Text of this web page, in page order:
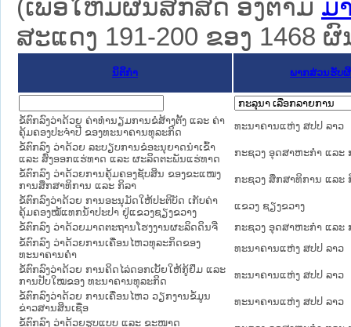
(ເພື່ອໃຫ້ມີຜົນສັກສິດ ອີງຕາມ ມ
ສະແດງ 191-200 ຂອງ 1468
ນິຕິກໍາ ພາກສ່ວນຮັບ
ຂໍ້ຕົກລົງວ່າດ້ວຍ ຄ່າທໍານຽມການຂໍສ້າງຕັ້ງ ແລະ ຄ່າ
ຄຸ້ມຄອງປະຈໍາປີ ຂອງທະນາຄານທຸລະກິດ
ທະນາຄານແຫ່ງ ສປປ ລາວ
ຂໍ້ຕົກລົງ ວ່າດ້ວຍ ລະບຽບການຂໍອະນຸຍາດນຳເຂົ້າ
ແລະ ສົ່ງອອກແຮ່ທາດ ແລະ ຜະລິດຕະພັນແຮ່ທາດ
ກະຊວງ ອຸດສາຫະກຳ ແລະ
ຂໍ້ຕົກລົງ ວ່າດ້ວຍການຄຸ້ມຄອງຊັບສິນ ຂອງຂະແໜງ
ການສຶກສາທິການ ແລະ ກິລາ
ກະຊວງ ສຶກສາທິການ ແລະ
ຂໍ້ຕົກລົງວ່າດ້ວຍ ການອະນຸມັດໃຫ້ປະຕິບັດ ເກັບຄ່າ
ຄຸ້ມຄອງໝໍ້ແທກນ້ຳປະປາ ຢູ່ແຂວງຊຽງຂວາງ
ແຂວງ ຊຽງຂວາງ
ຂໍ້ຕົກລົງ ວ່າດ້ວຍມາດຕະຖານໂຮງງານຜະລິດດິນຈີ່
ກະຊວງ ອຸດສາຫະກຳ ແລະ
ຂໍ້ຕົກລົງ ວ່າດ້ວຍການເຄື່ອນໄຫວທຸລະກິດຂອງ
ທະນາຄານຄຳ
ທະນາຄານແຫ່ງ ສປປ ລາວ
ຂໍ້ຕົກລົງວ່າດ້ວຍ ການຄິດໄລ່ດອກເບັ້ຍໃຫ້ກູ້ຢຶມ ແລະ
ການປັບໃໝຂອງ ທະນາຄານທຸລະກິດ
ທະນາຄານແຫ່ງ ສປປ ລາວ
ຂໍ້ຕົກລົງວ່າດ້ວຍ ການເຄື່ອນໄຫວ ວຽກງານຂໍ້ມູນ
ຂ່າວສານສິນເຊື່ອ
ທະນາຄານແຫ່ງ ສປປ ລາວ
ຂໍ້ຕົກລົງ ວ່າດ້ວຍຮູບແບບ ແລະ ຂະໜາດ